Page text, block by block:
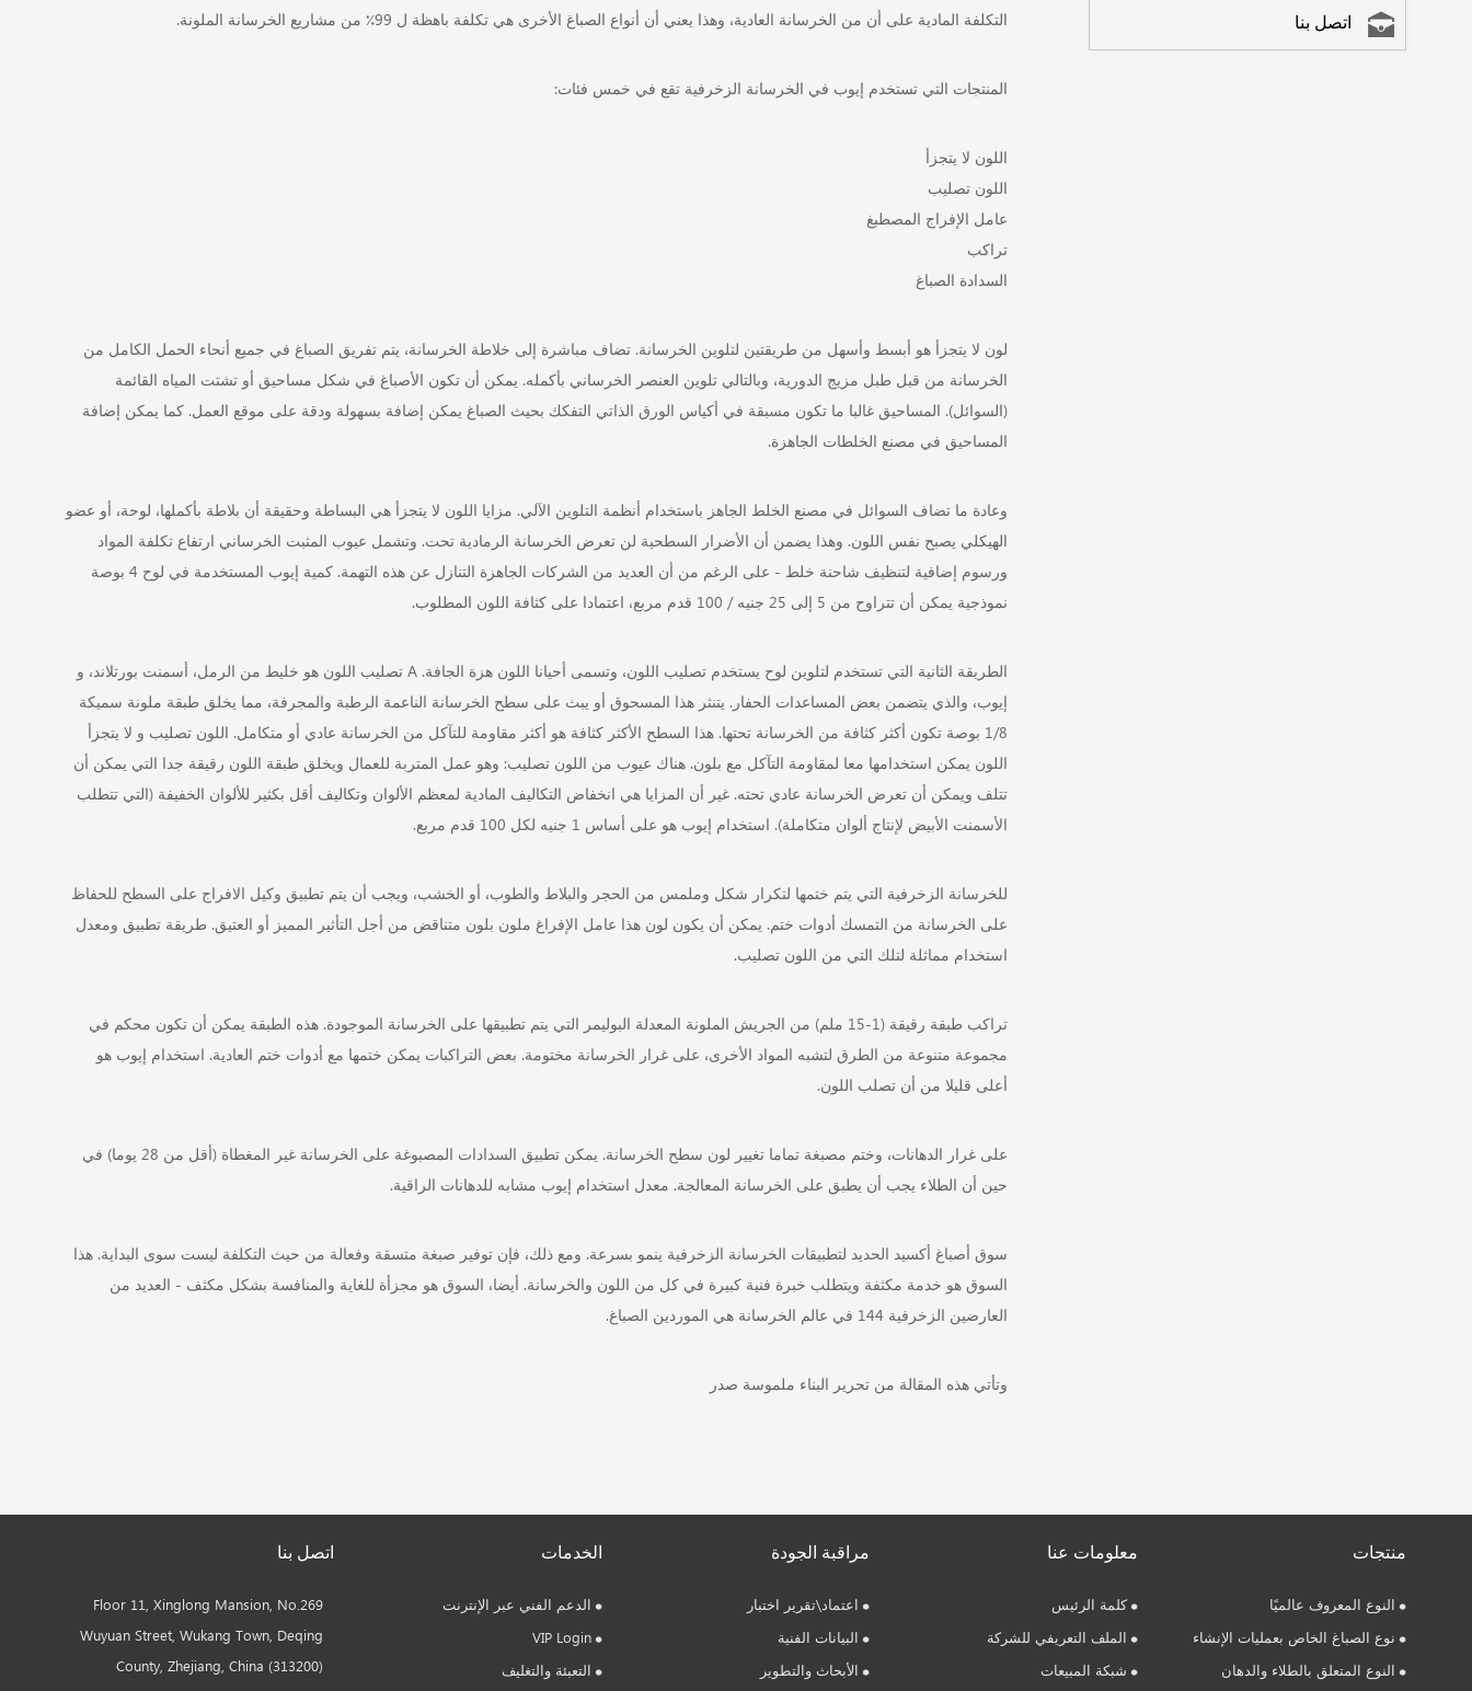
اتصل بنا
التكلفة المادية على أن من الخرسانة العادية، وهذا يعني أن أنواع الصباغ الأخرى هي تكلفة باهظة ل 99٪ من مشاريع الخرسانة الملونة.
المنتجات التي تستخدم إيوب في الخرسانة الزخرفية تقع في خمس فئات:
اللون لا يتجزأ
اللون تصليب
عامل الإفراج المصطبغ
تراكب
السدادة الصباغ
لون لا يتجزأ هو أبسط وأسهل من طريقتين لتلوين الخرسانة. تضاف مباشرة إلى خلاطة الخرسانة، يتم تفريق الصباغ في جميع أنحاء الحمل الكامل من
الخرسانة من قبل طبل مزيج الدورية، وبالتالي تلوين العنصر الخرساني بأكمله. يمكن أن تكون الأصباغ في شكل مساحيق أو تشتت المياه القائمة
(السوائل). المساحيق غالبا ما تكون مسبقة في أكياس الورق الذاتي التفكك بحيث الصباغ يمكن إضافة بسهولة ودقة على موقع العمل. كما يمكن إضافة
المساحيق في مصنع الخلطات الجاهزة.
وعادة ما تضاف السوائل في مصنع الخلط الجاهز باستخدام أنظمة التلوين الآلي. مزايا اللون لا يتجزأ هي البساطة وحقيقة أن بلاطة بأكملها، لوحة، أو عضو
الهيكلي يصبح نفس اللون. وهذا يضمن أن الأضرار السطحية لن تعرض الخرسانة الرمادية تحت. وتشمل عيوب المثبت الخرساني ارتفاع تكلفة المواد
ورسوم إضافية لتنظيف شاحنة خلط - على الرغم من أن العديد من الشركات الجاهزة التنازل عن هذه التهمة. كمية إيوب المستخدمة في لوح 4 بوصة
نموذجية يمكن أن تتراوح من 5 إلى 25 جنيه / 100 قدم مربع، اعتمادا على كثافة اللون المطلوب.
الطريقة الثانية التي تستخدم لتلوين لوح يستخدم تصليب اللون، وتسمى أحيانا اللون هزة الجافة. A تصليب اللون هو خليط من الرمل، أسمنت بورتلاند، و
إيوب، والذي يتضمن بعض المساعدات الحفار. يتنثر هذا المسحوق أو يبث على سطح الخرسانة الناعمة الرطبة والمجرفة، مما يخلق طبقة ملونة سميكة
1/8 بوصة تكون أكثر كثافة من الخرسانة تحتها. هذا السطح الأكثر كثافة هو أكثر مقاومة للتآكل من الخرسانة عادي أو متكامل. اللون تصليب و لا يتجزأ
اللون يمكن استخدامها معا لمقاومة التآكل مع بلون. هناك عيوب من اللون تصليب: وهو عمل المتربة للعمال ويخلق طبقة اللون رقيقة جدا التي يمكن أن
تتلف ويمكن أن تعرض الخرسانة عادي تحته. غير أن المزايا هي انخفاض التكاليف المادية لمعظم الألوان وتكاليف أقل بكثير للألوان الخفيفة (التي تتطلب
الأسمنت الأبيض لإنتاج ألوان متكاملة). استخدام إيوب هو على أساس 1 جنيه لكل 100 قدم مربع.
للخرسانة الزخرفية التي يتم ختمها لتكرار شكل وملمس من الحجر والبلاط والطوب، أو الخشب، ويجب أن يتم تطبيق وكيل الافراج على السطح للحفاظ
على الخرسانة من التمسك أدوات ختم. يمكن أن يكون لون هذا عامل الإفراغ ملون بلون متناقض من أجل التأثير المميز أو العتيق. طريقة تطبيق ومعدل
استخدام مماثلة لتلك التي من اللون تصليب.
تراكب طبقة رقيقة (1-15 ملم) من الجريش الملونة المعدلة البوليمر التي يتم تطبيقها على الخرسانة الموجودة. هذه الطبقة يمكن أن تكون محكم في
مجموعة متنوعة من الطرق لتشبه المواد الأخرى، على غرار الخرسانة مختومة. بعض التراكبات يمكن ختمها مع أدوات ختم العادية. استخدام إيوب هو
أعلى قليلا من أن تصلب اللون.
على غرار الدهانات، وختم مصبغة تماما تغيير لون سطح الخرسانة. يمكن تطبيق السدادات المصبوغة على الخرسانة غير المغطاة (أقل من 28 يوما) في
حين أن الطلاء يجب أن يطبق على الخرسانة المعالجة. معدل استخدام إيوب مشابه للدهانات الراقية.
سوق أصباغ أكسيد الحديد لتطبيقات الخرسانة الزخرفية ينمو بسرعة. ومع ذلك، فإن توفير صبغة متسقة وفعالة من حيث التكلفة ليست سوى البداية. هذا
السوق هو خدمة مكثفة ويتطلب خبرة فنية كبيرة في كل من اللون والخرسانة. أيضا، السوق هو مجزأة للغاية والمنافسة بشكل مكثف - العديد من
العارضين الزخرفية 144 في عالم الخرسانة هي الموردين الصباغ.
وتأتي هذه المقالة من تحرير البناء ملموسة صدر
منتجات
النوع المعروف عالميًا
نوع الصباغ الخاص بعمليات الإنشاء
النوع المتعلق بالطلاء والدهان
معلومات عنا
كلمة الرئيس
الملف التعريفي للشركة
شبكة المبيعات
مراقبة الجودة
اعتماد\تقرير اختبار
البيانات الفنية
الأبحاث والتطوير
الخدمات
الدعم الفني عبر الإنترنت
VIP Login
التعبئة والتغليف
اتصل بنا
Floor 11, Xinglong Mansion, No.269
Wuyuan Street, Wukang Town, Deqing
County, Zhejiang, China (313200)